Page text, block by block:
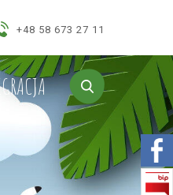
+48 58 673 27 11